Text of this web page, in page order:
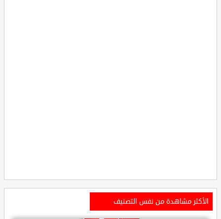
الأكثر مشاهدة من نفس التصنيف